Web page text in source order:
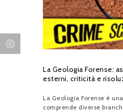
La Geologia Forense:
esterni, criticità e
La Geologia Forense è
comprende diverse